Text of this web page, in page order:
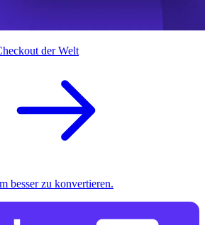
der Welt
besser zu konvertieren.